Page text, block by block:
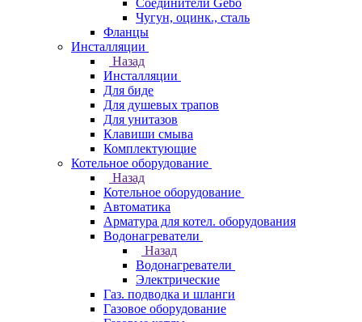
Соединители Gebo
Чугун, оцинк., сталь
Фланцы
Инсталляции
Назад
Инсталляции
Для биде
Для душевых трапов
Для унитазов
Клавиши смыва
Комплектующие
Котельное оборудование
Назад
Котельное оборудование
Автоматика
Арматура для котел. оборудования
Водонагреватели
Назад
Водонагреватели
Электрические
Газ. подводка и шланги
Газовое оборудование